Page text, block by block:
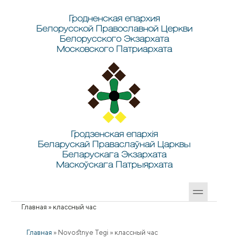
Гродненская епархия
Белорусской Православной Церкви
Белорусского Экзархата
Московского Патриархата
Гродзенская епархія
Беларускай Праваслаўнай Царквы
Беларускага Экзархата
Маскоўскага Патрыярхата
Главная » классный час
Главная » Novostnye Tegi » классный час